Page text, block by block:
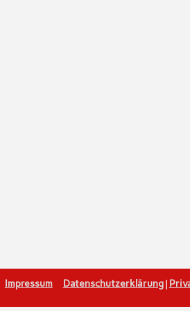
Impressum Datenschutzerklärung|